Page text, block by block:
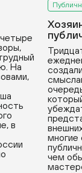
На
в
многие
чем